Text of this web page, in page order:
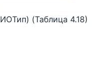
(Таблица 4.18)